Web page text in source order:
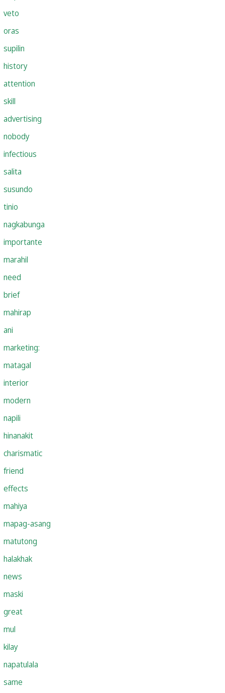
veto
oras
supilin
history
attention
skill
advertising
nobody
infectious
salita
susundo
tinio
nagkabunga
importante
marahil
need
brief
mahirap
ani
marketing:
matagal
interior
modern
napili
hinanakit
charismatic
friend
effects
mahiya
mapag-asang
matutong
halakhak
news
maski
great
mul
kilay
napatulala
same